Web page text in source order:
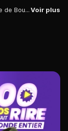
Entre 1982 et 1985, l'émission le «Petit Théâtre de Bouvard», tournée au Théâtre de la Porte Saint-Martin, a permis à de jeunes humoristes de faire leurs premiers pas en public.Voir plus